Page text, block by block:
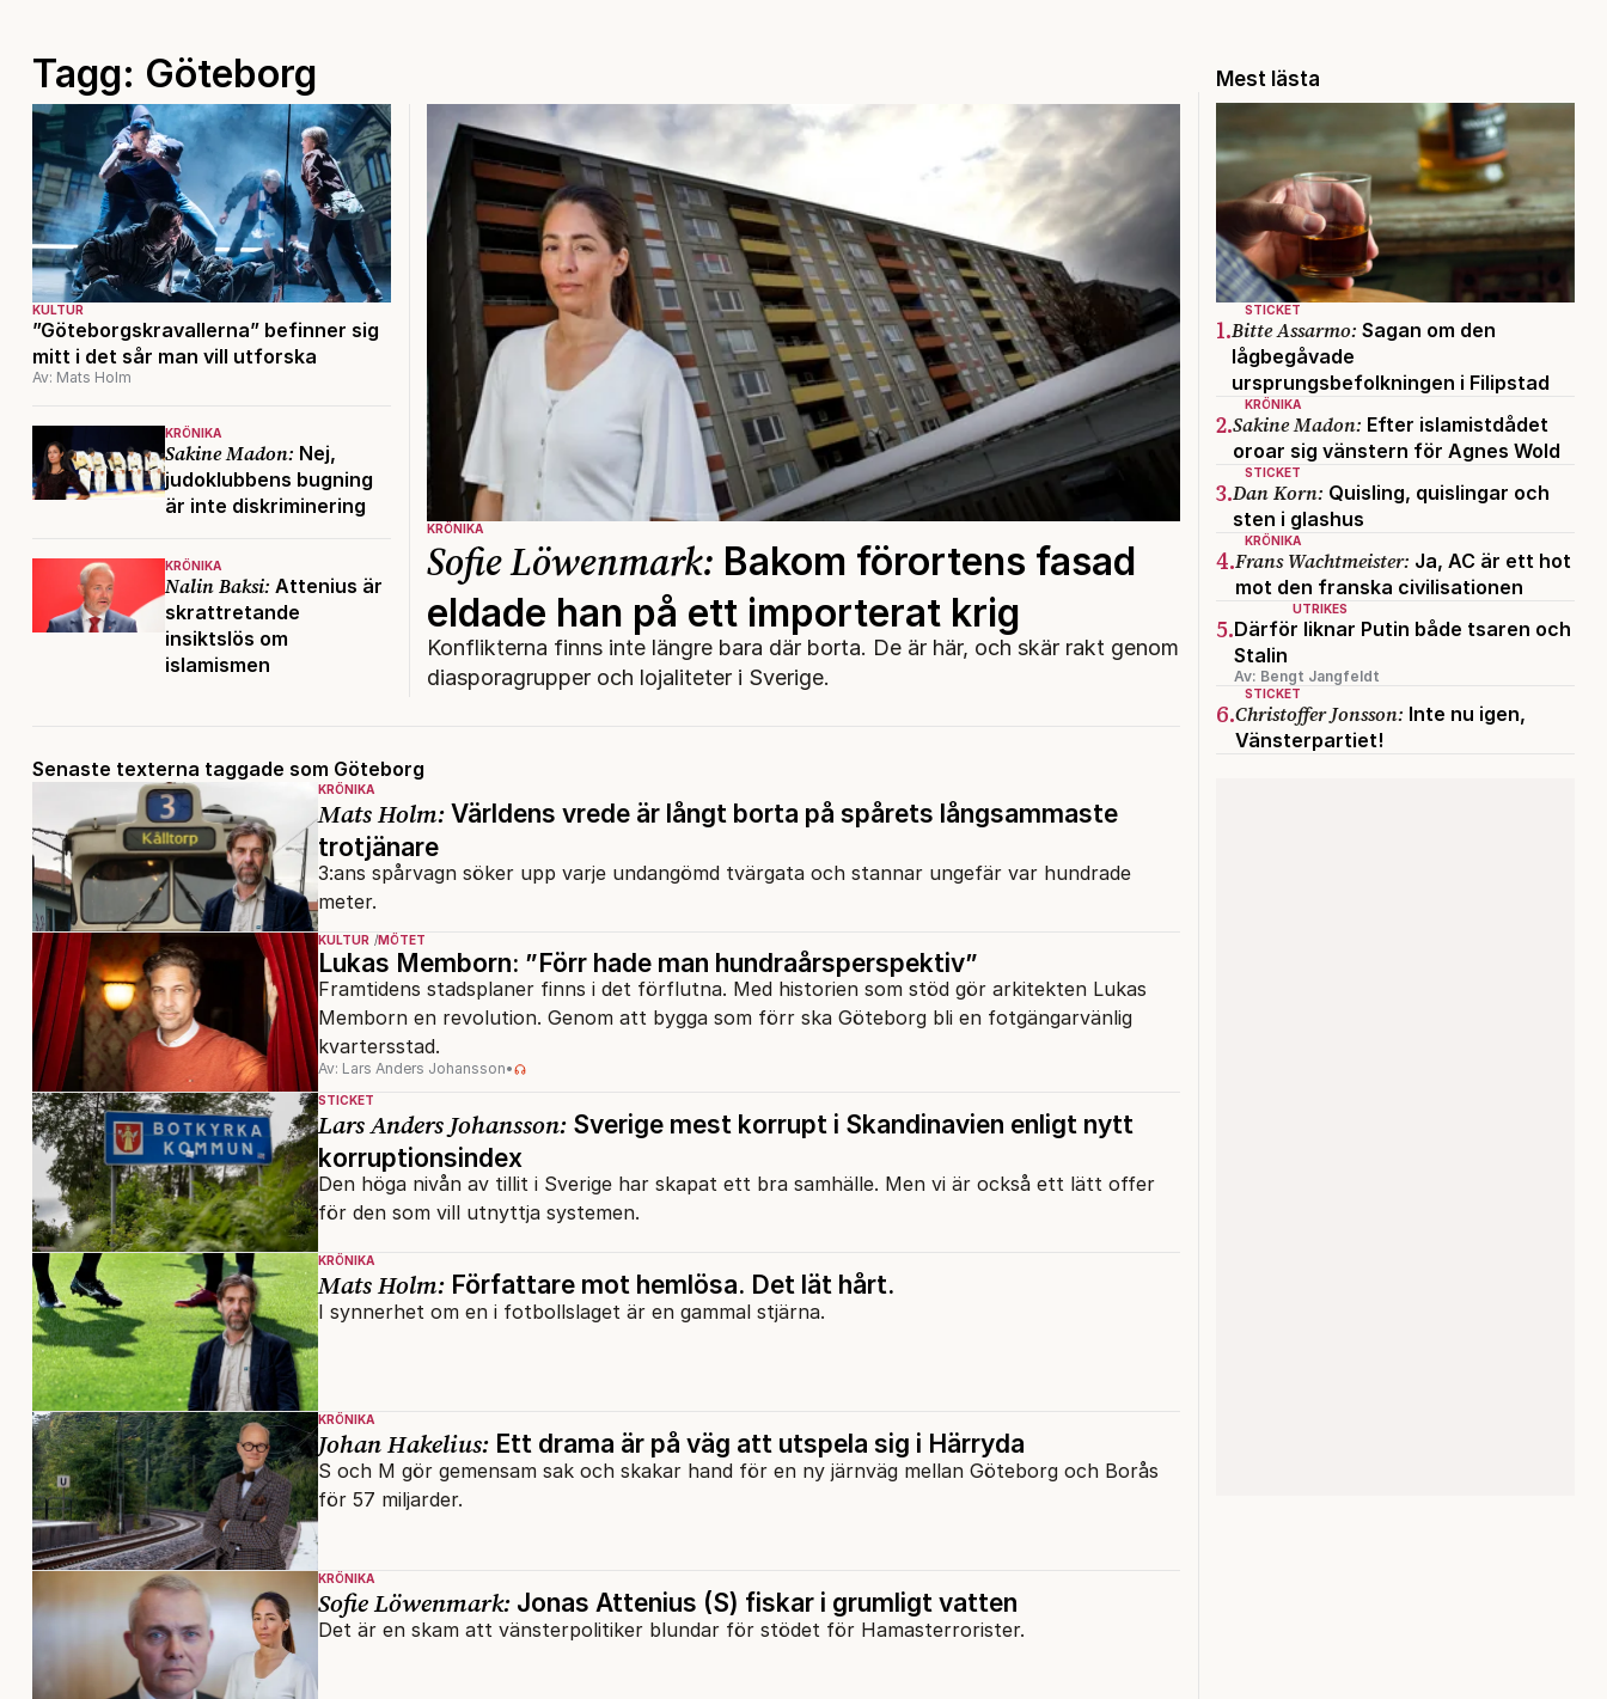
Tagg: Göteborg
KULTUR
”Göteborgskravallerna” befinner sig
mitt i det sår man vill utforska
Av: Mats Holm
KRÖNIKA
Sakine Madon: Nej,
judoklubbens bugning
är inte diskriminering
KRÖNIKA
Nalin Baksi: Attenius är
skrattretande
insiktslös om
islamismen
KRÖNIKA
Sofie Löwenmark: Bakom förortens fasad
eldade han på ett importerat krig
Konflikterna finns inte längre bara där borta. De är här, och skär rakt genom
diasporagrupper och lojaliteter i Sverige.
Senaste texterna taggade som Göteborg
KRÖNIKA
Mats Holm: Världens vrede är långt borta på spårets långsammaste
trotjänare
3:ans spårvagn söker upp varje undangömd tvärgata och stannar ungefär var hundrade
meter.
KULTUR MÖTET
Lukas Memborn: ”Förr hade man hundraårsperspektiv”
Framtidens stadsplaner finns i det förflutna. Med historien som stöd gör arkitekten Lukas
Memborn en revolution. Genom att bygga som förr ska Göteborg bli en fotgängarvänlig
kvartersstad.
Av: Lars Anders Johansson•
STICKET
Lars Anders Johansson: Sverige mest korrupt i Skandinavien enligt nytt
korruptionsindex
Den höga nivån av tillit i Sverige har skapat ett bra samhälle. Men vi är också ett lätt offer
för den som vill utnyttja systemen.
KRÖNIKA
Mats Holm: Författare mot hemlösa. Det lät hårt.
I synnerhet om en i fotbollslaget är en gammal stjärna.
KRÖNIKA
Johan Hakelius: Ett drama är på väg att utspela sig i Härryda
S och M gör gemensam sak och skakar hand för en ny järnväg mellan Göteborg och Borås
för 57 miljarder.
KRÖNIKA
Sofie Löwenmark: Jonas Attenius (S) fiskar i grumligt vatten
Det är en skam att vänsterpolitiker blundar för stödet för Hamasterrorister.
Mest lästa
STICKET
1.Bitte Assarmo: Sagan om den
lågbegåvade
ursprungsbefolkningen i Filipstad
KRÖNIKA
2.Sakine Madon: Efter islamistdådet
oroar sig vänstern för Agnes Wold
STICKET
3.Dan Korn: Quisling, quislingar och
sten i glashus
KRÖNIKA
4.Frans Wachtmeister: Ja, AC är ett hot
mot den franska civilisationen
UTRIKES
5.Därför liknar Putin både tsaren och
Stalin
Av: Bengt Jangfeldt
STICKET
6.Christoffer Jonsson: Inte nu igen,
Vänsterpartiet!